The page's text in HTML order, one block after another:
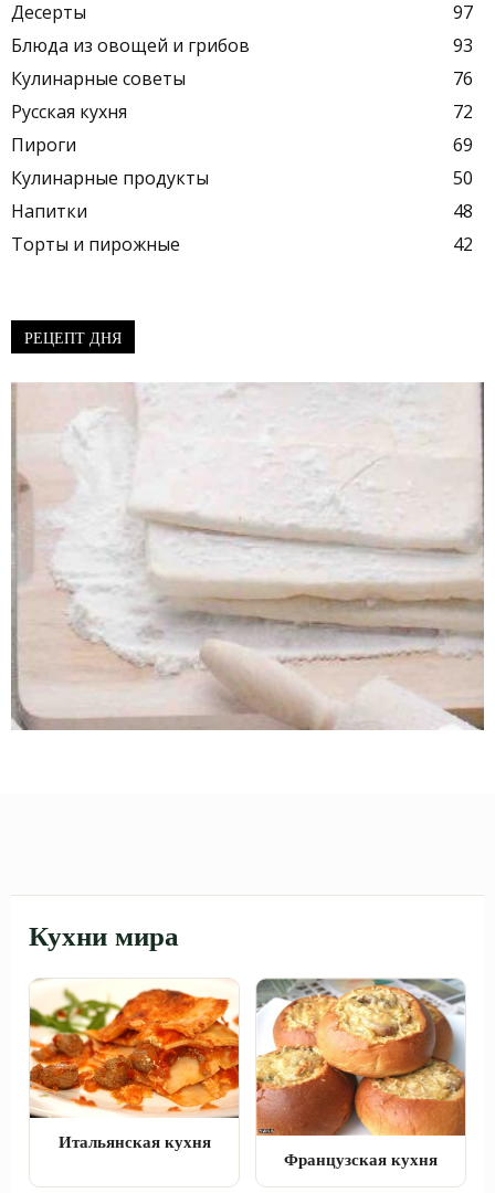
Десерты
97
Блюда из овощей и грибов
93
Кулинарные советы
76
Русская кухня
72
Пироги
69
Кулинарные продукты
50
Напитки
48
Торты и пирожные
42
РЕЦЕПТ ДНЯ
Кухни мира
Итальянская кухня
Французская кухня